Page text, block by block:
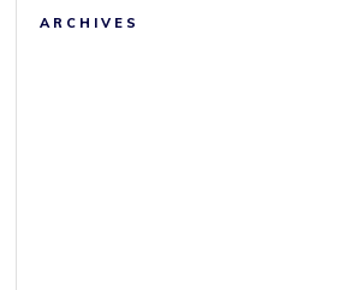
ARCHIVES